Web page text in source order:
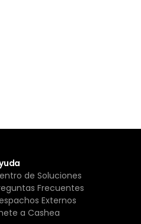
de Soluciones
Frecuentes
Externos
a Cashea